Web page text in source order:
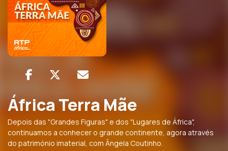
África Terra Mãe
Depois das "Grandes Figuras" e dos "Lugares de África",
continuamos a conhecer o grande continente, agora através
do património imaterial, com Ângela Coutinho.